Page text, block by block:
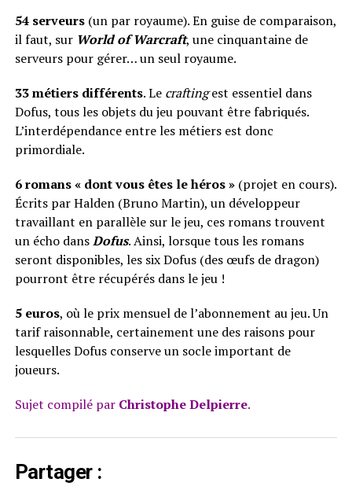
54 serveurs(un par royaume). En guise de comparaison,
il faut, sur World of Warcraft, une cinquantaine de
serveurs pour gérer… un seul royaume.
33 métiers différents. Le craftingest essentiel dans
Dofus, tous les objets du jeu pouvant être fabriqués.
L’interdépendance entre les métiers est donc
primordiale.
6 romans « dont vous êtes le héros »(projet en cours).
Écrits par Halden (Bruno Martin), un développeur
travaillant en parallèle sur le jeu, ces romans trouvent
un écho dansDofus. Ainsi, lorsque tous les romans
seront disponibles, les six Dofus (des œufs de dragon)
pourront être récupérés dans le jeu !
5 euros, où le prix mensuel de l’abonnement au jeu. Un
tarif raisonnable, certainement une des raisons pour
lesquelles Dofus conserve un socle important de
joueurs.
Sujet compilé par Christophe Delpierre.
Partager :